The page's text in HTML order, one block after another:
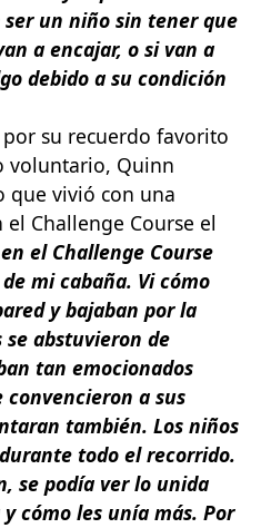
un niño sin tener que
a encajar, o si van a
debido a su condición
su recuerdo favorito
voluntario, Quinn
que vivió con una
Challenge Course el
el Challenge Course
mi cabaña. Vi cómo
y bajaban por la
abstuvieron de
tan emocionados
a sus
también. Los niños
todo el recorrido.
se podía ver lo unida
cómo les unía más. Por